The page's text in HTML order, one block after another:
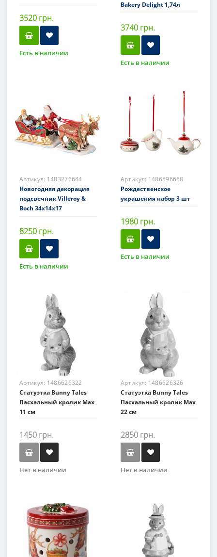
3520 грн.
Есть в наличии
Bakery Delight 1,74л
3740 грн.
Есть в наличии
Артикул: 1483276644
Новогодняя декорация
подсвечник Villeroy &
Boch 34х14х17
8250 грн.
Есть в наличии
Артикул: 1486596668
Рождественское
украшения набор 3 шт
1980 грн.
Есть в наличии
Артикул: 1486626322
Статуэтка Bunny Tales
Пасхальный кролик Max
11 см
1450 грн.
Нет в наличии
Артикул: 1486626326
Статуэтка Bunny Tales
Пасхальный кролик Max
22 см
2850 грн.
Нет в наличии